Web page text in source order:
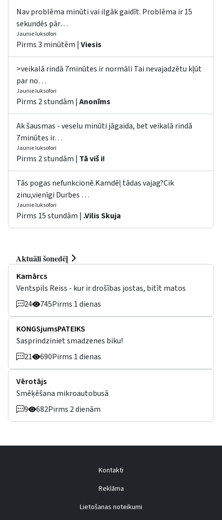
Nav problēma minūti vai ilgāk gaidīt. Problēma ir 15
sekundēs pār…
Jaunie luksofori
Pirms 3 minūtēm | Viesis
>veikalā rindā 7minūtes ir normāli Tai nevajadzētu kļūt
par no…
Jaunie luksofori
Pirms 2 stundām | Anonīms
Ak šausmas - veselu minūti jāgaida, bet veikalā rindā
7minūtes ir…
Jaunie luksofori
Pirms 2 stundām | Tā viš i!
Tās pogas nefunkcionē.Kamdēļ tādas vajag?Cik
zinu,vienīgi Durbes …
Jaunie luksofori
Pirms 15 stundām | .Vilis Skuja
Aktuāli šonedēļ
Kamārcs
Ventspils Reiss - kur ir drošības jostas, bitīt matos
24
745Pirms 1 dienas
KONGSjumsPATEIKS
Sasprindziniet smadzenes biku!
21
690Pirms 1 dienas
Vērotājs
Smēķēšana mikroautobusā
9
682Pirms 2 dienām
Kontakti
Reklāma
Lietošanas noteikumi